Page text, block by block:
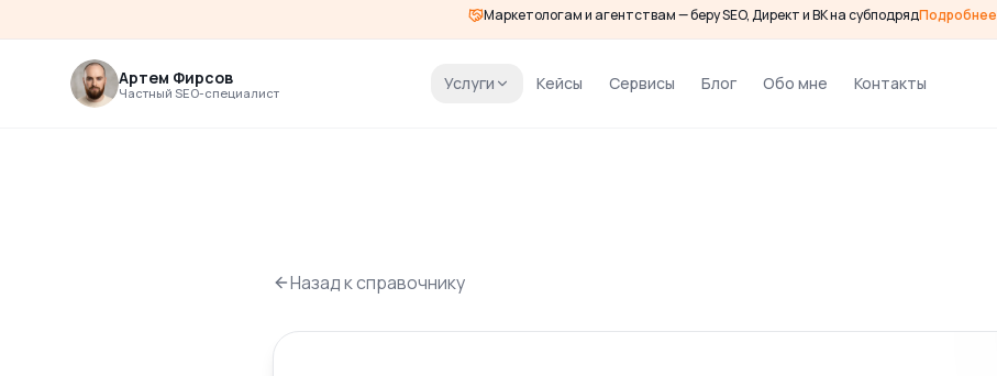
Маркетологам и агентствам — беру SEO, Директ и ВК на субподрядПодробнее
Артем Фирсов
Частный SEO-специалист Услуги Кейсы Сервисы Блог Обо мне Контакты
Назад к справочнику